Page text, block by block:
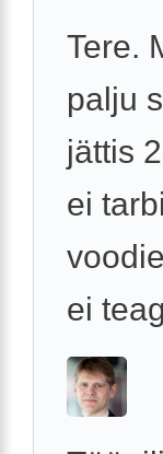
Tere.
palju
jättis
ei
ei